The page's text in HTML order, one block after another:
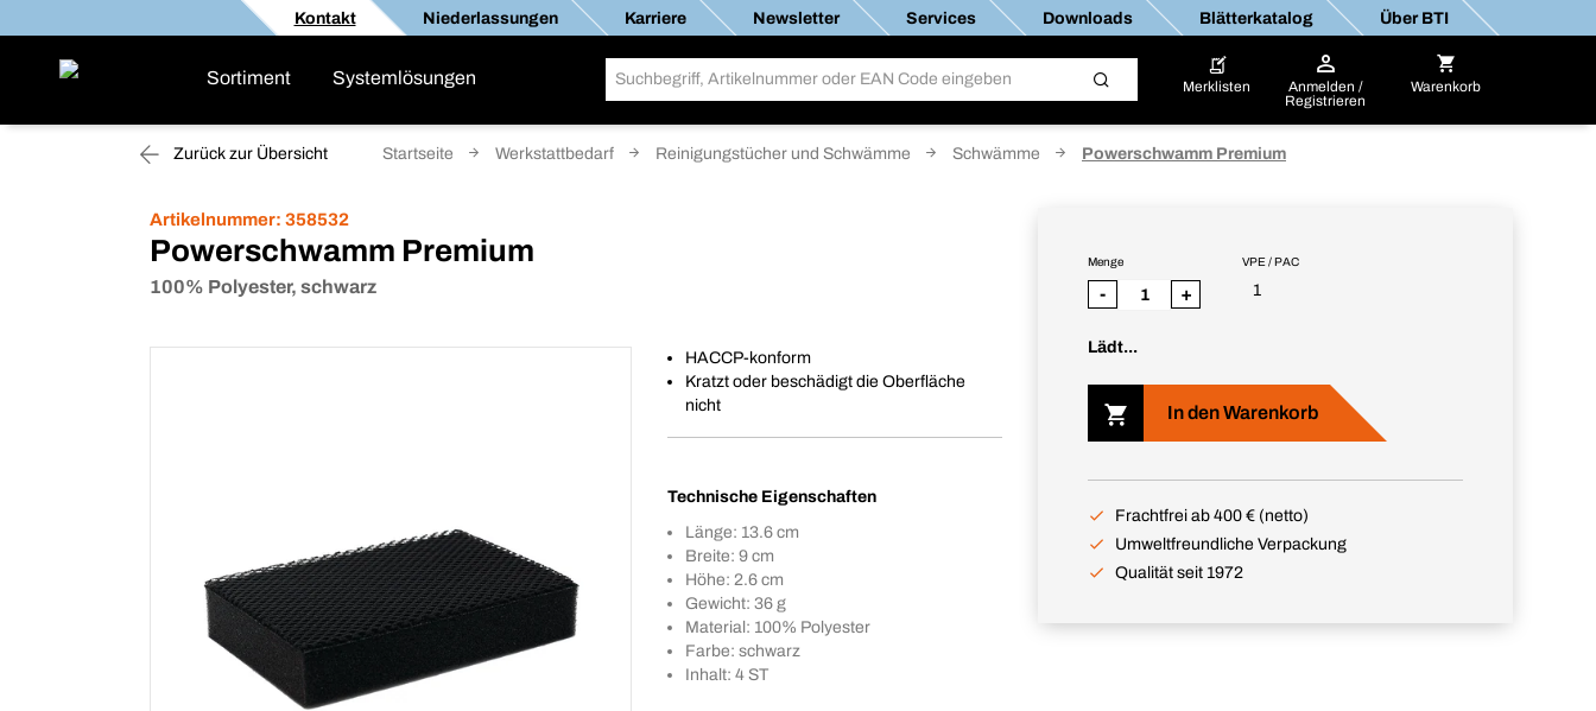
Kontakt Niederlassungen Karriere Newsletter Services Downloads Blätterkatalog Über BTI
Sortiment Systemlösungen Merklisten
Anmelden /
Registrieren
Warenkorb
Zurück zur Übersicht Startseite Werkstattbedarf Reinigungstücher und Schwämme Schwämme Powerschwamm Premium
Artikelnummer: 358532
Powerschwamm Premium
100% Polyester, schwarz
HACCP-konform
Kratzt oder beschädigt die Oberfläche
nicht
Technische Eigenschaften
Länge: 13.6 cm
Breite: 9 cm
Höhe: 2.6 cm
Gewicht: 36 g
Material: 100% Polyester
Farbe: schwarz
Inhalt: 4 ST
VPE / PAC
1
Menge
- +
Lädt...
In den Warenkorb
Frachtfrei ab 400 € (netto)
Umweltfreundliche Verpackung
Qualität seit 1972